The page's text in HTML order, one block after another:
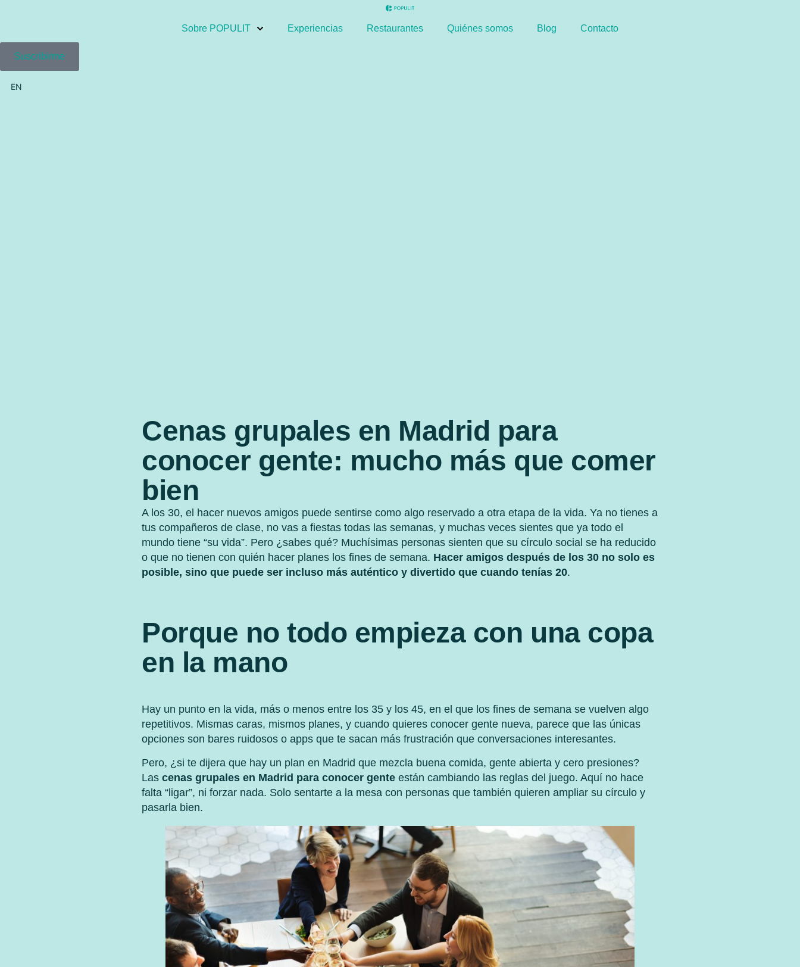
Sobre POPULIT Experiencias Restaurantes Quiénes somos Blog Contacto
Suscribirme
EN
Cenas grupales en Madrid para
conocer gente: mucho más que comer
bien
A los 30, el hacer nuevos amigos puede sentirse como algo reservado a otra etapa de la vida. Ya no tienes a
tus compañeros de clase, no vas a fiestas todas las semanas, y muchas veces sientes que ya todo el
mundo tiene “su vida”. Pero ¿sabes qué? Muchísimas personas sienten que su círculo social se ha reducido
o que no tienen con quién hacer planes los fines de semana. Hacer amigos después de los 30 no solo es
posible, sino que puede ser incluso más auténtico y divertido que cuando tenías 20.
Porque no todo empieza con una copa
en la mano
Hay un punto en la vida, más o menos entre los 35 y los 45, en el que los fines de semana se vuelven algo
repetitivos. Mismas caras, mismos planes, y cuando quieres conocer gente nueva, parece que las únicas
opciones son bares ruidosos o apps que te sacan más frustración que conversaciones interesantes.
Pero, ¿si te dijera que hay un plan en Madrid que mezcla buena comida, gente abierta y cero presiones?
Las cenas grupales en Madrid para conocer gente están cambiando las reglas del juego. Aquí no hace
falta “ligar”, ni forzar nada. Solo sentarte a la mesa con personas que también quieren ampliar su círculo y
pasarla bien.